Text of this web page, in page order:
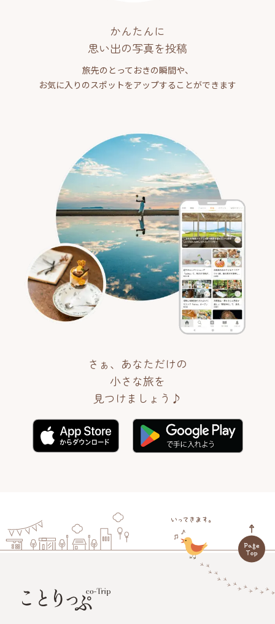
かんたんに
思い出の写真を投稿
旅先のとっておきの瞬間や、
お気に入りのスポットをアップすることができます
さぁ、あなただけの
小さな旅を
見つけましょう♪